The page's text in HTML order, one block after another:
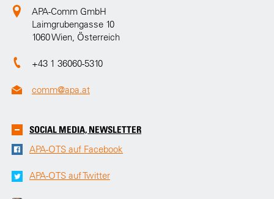
APA-Comm GmbH
Laimgrubengasse 10
1060 Wien, Österreich
+43 1 36060-5310
comm@apa.at
SOCIAL MEDIA, NEWSLETTER
APA-OTS auf Facebook
APA-OTS auf Twitter